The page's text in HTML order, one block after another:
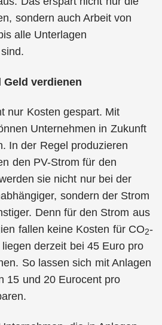
sondern auch Arbeit von
alle Unterlagen
verdienen
nur Kosten gespart. Mit
Unternehmen in Zukunft
In der Regel produzieren
den PV-Strom für den
sie nicht nur bei der
sondern der Strom
Denn für den Strom aus
fallen keine Kosten für CO2-
derzeit bei 45 Euro pro
So lassen sich mit Anlagen
15 und 20 Eurocent pro